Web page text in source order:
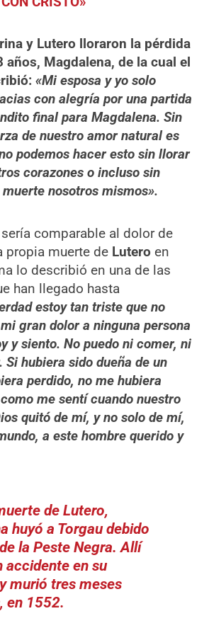
y Lutero lloraron la pérdida
años, Magdalena, de la cual el
«Mi esposa y yo solo
con alegría por una partida
final para Magdalena. Sin
de nuestro amor natural es
podemos hacer esto sin llorar
corazones o incluso sin
nosotros mismos».
comparable al dolor de
propia muerte de Lutero en
lo describió en una de las
han llegado hasta
estoy tan triste que no
gran dolor a ninguna persona
y siento. No puedo ni comer, ni
Si hubiera sido dueña de un
perdido, no me hubiera
me sentí cuando nuestro
quitó de mí, y no solo de mí,
a este hombre querido y
de Lutero,
huyó a Torgau debido
la Peste Negra. Allí
accidente en su
murió tres meses
en 1552.